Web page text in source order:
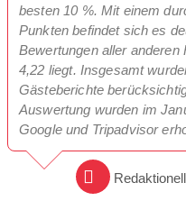
besten 10 %. Mit einem
Punkten befindet sich es
Bewertungen aller
4,22 liegt. Insgesamt
Gästeberichte
Auswertung wurden im
Google und Tripadvisor